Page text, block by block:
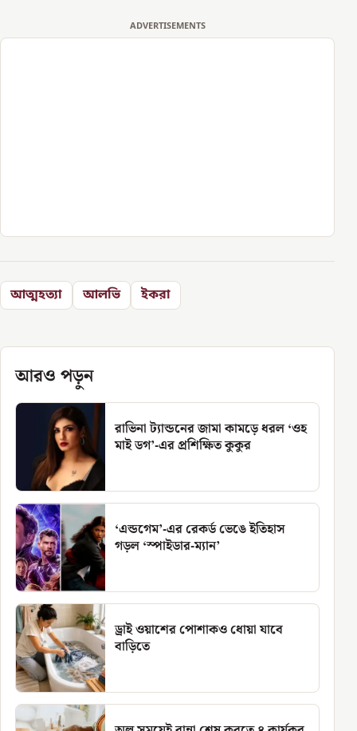
ADVERTISEMENTS
আত্মহত্যা আলভি ইকরা
আরও পড়ুন
রাভিনা ট্যান্ডনের জামা কামড়ে ধরল ‘ওহ
মাই ডগ’-এর প্রশিক্ষিত কুকুর
‘এন্ডগেম’-এর রেকর্ড ভেঙে ইতিহাস
গড়ল ‘স্পাইডার-ম্যান’
ড্রাই ওয়াশের পোশাকও ধোয়া যাবে
বাড়িতে